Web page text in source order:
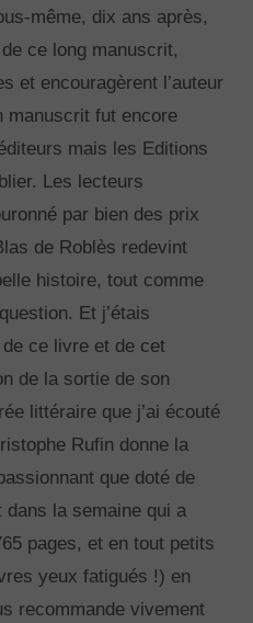
même, dix ans après,
ce long manuscrit,
et encouragèrent l’auteur
manuscrit fut encore
mais les Editions
Les lecteurs
par bien des prix
de Roblès redevint
histoire, tout comme
Et j’étais
ce livre et de cet
de la sortie de son
littéraire que j’ai écouté
Rufin donne la
que doté de
dans la semaine qui a
pages, et en tout petits
yeux fatigués !) en
recommande vivement